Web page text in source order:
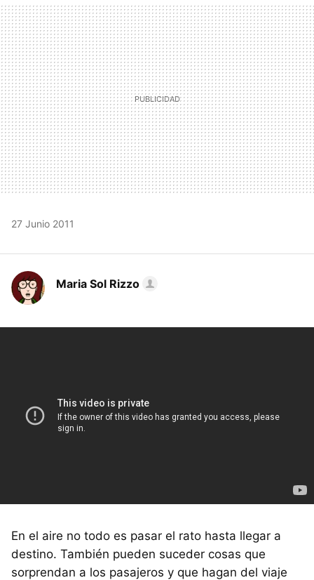
MAIL
27 Junio 2011
Maria Sol Rizzo
En el aire no todo es pasar el rato hasta llegar a
destino. También pueden suceder cosas que
sorprendan a los pasajeros y que hagan del viaje